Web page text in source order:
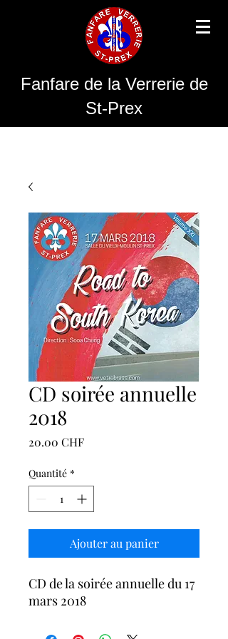
Fanfare de la Verrerie de
St-Prex
CD soirée annuelle
2018
20.00 CHFPrix
Quantité *
Ajouter au panier
CD de la soirée annuelle du 17
mars 2018